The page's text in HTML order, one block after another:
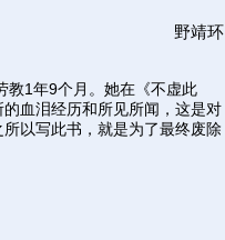
野靖环
教1年9个月。她在《不虚此
血泪经历和所见所闻，这是对
以写此书，就是为了最终废除